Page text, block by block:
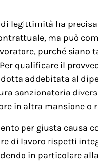
legittimità ha
ma può
purché siano
qualificare il
addebitata al
sanzionatoria
in altra mansione o
per giusta causa
di lavoro rispetti
in particolare